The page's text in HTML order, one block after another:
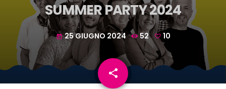
SUMMER PARTY 2024
today 25 GIUGNO 2024 52 10
share
email